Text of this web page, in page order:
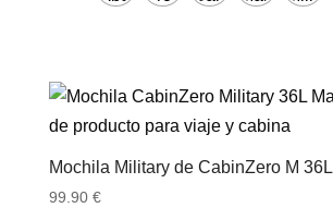
Mochila Military de CabinZero M 36L
99.90 €